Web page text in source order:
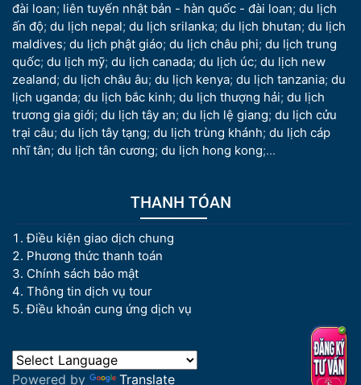
đài loan; liên tuyến nhật bản - hàn quốc - đài loan; du lịch
ấn độ; du lịch nepal; du lịch srilanka; du lịch bhutan; du lịch
maldives; du lịch phật giáo; du lịch châu phi; du lịch trung
quốc; du lịch mỹ; du lịch canada; du lịch úc; du lịch new
zealand; du lịch châu âu; du lịch kenya; du lịch tanzania; du
lịch uganda; du lịch bắc kinh; du lịch thượng hải; du lịch
trương gia giới; du lịch tây an; du lịch lệ giang; du lịch cửu
trại câu; du lịch tây tạng; du lịch trùng khánh; du lịch cáp
nhĩ tân; du lịch tân cương; du lịch hong kong;...
THANH TÓAN
Điều kiện giao dịch chung
Phương thức thanh toán
Chính sách bảo mật
Thông tin dịch vụ tour
Điều khoản cung ứng dịch vụ
Powered by Translate